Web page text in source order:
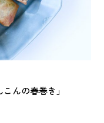
んの春巻き」